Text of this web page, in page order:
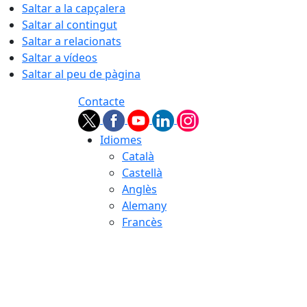
Saltar a la capçalera
Saltar al contingut
Saltar a relacionats
Saltar a vídeos
Saltar al peu de pàgina
Contacte
Idiomes
Català
Castellà
Anglès
Alemany
Francès